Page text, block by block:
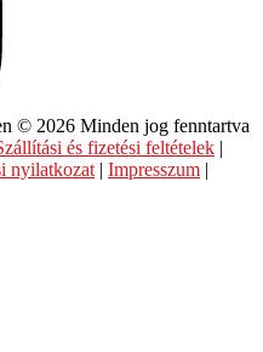
© 2026 Minden jog fenntartva
és fizetési feltételek
nyilatkozat| Impresszum